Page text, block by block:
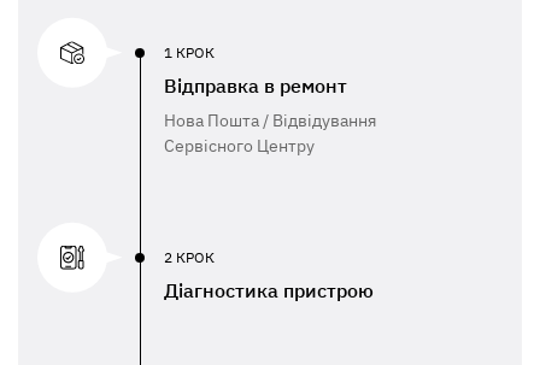
1 КРОК
Відправка в ремонт
Нова Пошта / Відвідування
Сервісного Центру
2 КРОК
Діагностика пристрою